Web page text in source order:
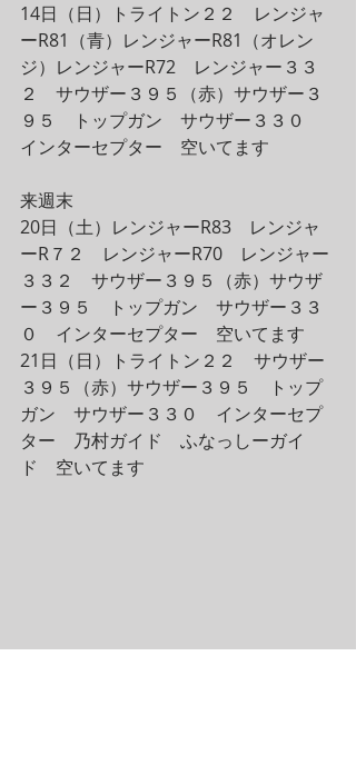
14日（日）トライトン２２　レンジャ
ーR81（青）レンジャーR81（オレン
ジ）レンジャーR72　レンジャー３３
２　サウザー３９５（赤）サウザー３
９５　トップガン　サウザー３３０
インターセプター　空いてます
来週末
20日（土）レンジャーR83　レンジャ
ーR７２　レンジャーR70　レンジャー
３３２　サウザー３９５（赤）サウザ
ー３９５　トップガン　サウザー３３
０　インターセプター　空いてます
21日（日）トライトン２２　サウザー
３９５（赤）サウザー３９５　トップ
ガン　サウザー３３０　インターセプ
ター　乃村ガイド　ふなっしーガイ
ド　空いてます